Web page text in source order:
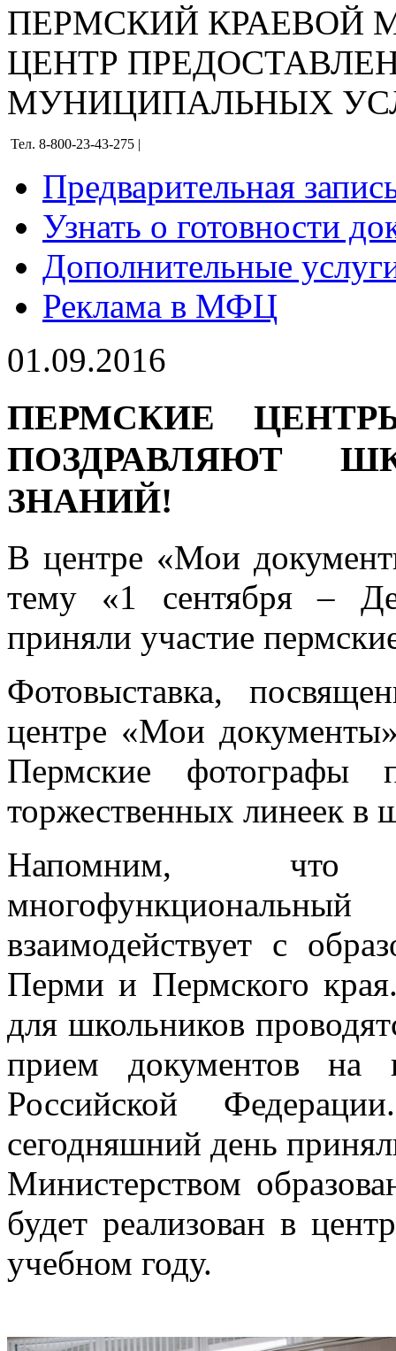
ПЕРМСКИЙ КРАЕВОЙ
ЦЕНТР
МУНИЦИПАЛЬНЫХ
Тел. 8-800-23-43-275 |
Предварительная
Узнать о готовности
Дополнительные
Реклама в МФЦ
01.09.2016
ПЕРМСКИЕ
ПОЗДРАВЛЯЮТ
ЗНАНИЙ!
В центре «Мои
тему «1 сентября –
приняли участие
Фотовыставка,
центре «Мои
Пермские фотографы
торжественных линеек в
Напомним, что
взаимодействует с
Перми и Пермского
для школьников
прием документов на
Российской
сегодняшний день
Министерством
будет реализован в
учебном году.